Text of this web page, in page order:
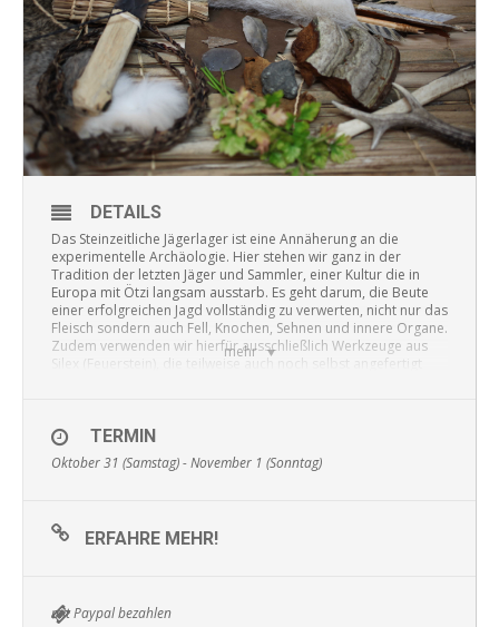
mehr
DETAILS
Das Steinzeitliche Jägerlager ist eine Annäherung an die
experimentelle Archäologie. Hier stehen wir ganz in der
Tradition der letzten Jäger und Sammler, einer Kultur die in
Europa mit Ötzi langsam ausstarb. Es geht darum, die Beute
einer erfolgreichen Jagd vollständig zu verwerten, nicht nur das
Fleisch sondern auch Fell, Knochen, Sehnen und innere Organe.
Zudem verwenden wir hierfür ausschließlich Werkzeuge aus
Silex (Feuerstein), die teilweise auch noch selbst angefertigt
SPECIAL: In dieser Variante des Steinzeitlichen Jägerlagers
widmen wir uns einen ganzen Tag der Kunst des Spurenlesens.
Die Fähigkeit, die Spuren der Jagdbeute richtig deuten zu
Spuren eines Menschen auch tödlich enden… Als Referentin für
das Thema Spurenlesen konnten wir die erfahrene Trackerin
Wasserflasche, Arbeitshandschuhe, Schutzbrille, Isomatte und
TERMIN
Oktober 31 (Samstag) - November 1 (Sonntag)
ERFAHRE MEHR!
mit Paypal bezahlen